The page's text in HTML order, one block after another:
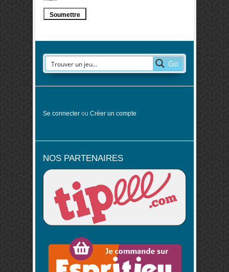
Go
Se connecter ou Créer un compte
NOS PARTENAIRES